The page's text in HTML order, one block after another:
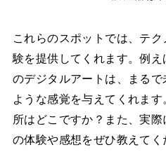
これらのスポットでは、テ
験を提供してくれます。例
のデジタルアートは、まる
ような感覚を与えてくれま
所はどこですか？また、実
の体験や感想をぜひ教えてく